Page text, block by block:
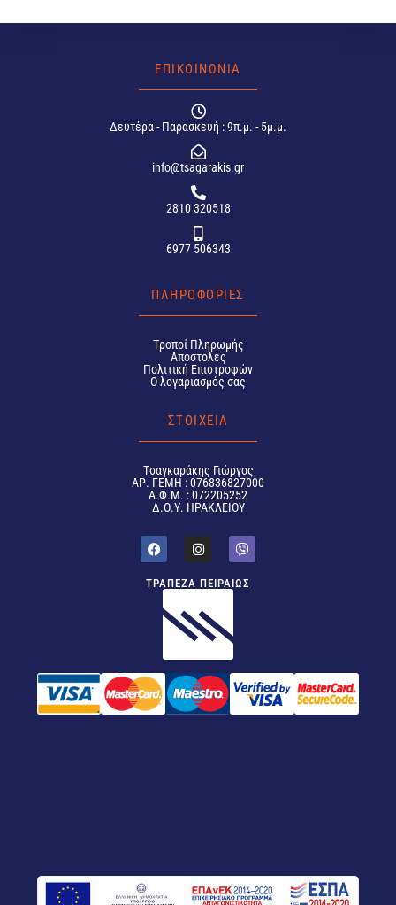
ΕΠΙΚΟΙΝΩΝΙΑ
Δευτέρα - Παρασκευή : 9π.μ. - 5μ.μ.
info@tsagarakis.gr
2810 320518
6977 506343
ΠΛΗΡΟΦΟΡΙΕΣ
Tροποί Πληρωμής
Αποστολές
Πολιτική Επιστροφών
Ο λογαριασμός σας
ΣΤΟΙΧΕΙΑ
Tσαγκαράκης Γιώργος
ΑΡ. ΓΕΜΗ : 076836827000
Α.Φ.Μ. : 072205252
Δ.Ο.Υ. ΗΡΑΚΛΕΙΟΥ
ΤΡΑΠΕΖΑ ΠΕΙΡΑΙΩΣ